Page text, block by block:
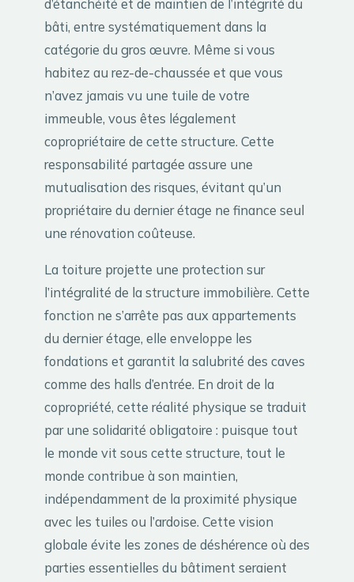
d’étanchéité et de maintien de l’intégrité du
bâti, entre systématiquement dans la
catégorie du gros œuvre. Même si vous
habitez au rez-de-chaussée et que vous
n’avez jamais vu une tuile de votre
immeuble, vous êtes légalement
copropriétaire de cette structure. Cette
responsabilité partagée assure une
mutualisation des risques, évitant qu’un
propriétaire du dernier étage ne finance seul
une rénovation coûteuse.
La toiture projette une protection sur
l’intégralité de la structure immobilière. Cette
fonction ne s’arrête pas aux appartements
du dernier étage, elle enveloppe les
fondations et garantit la salubrité des caves
comme des halls d’entrée. En droit de la
copropriété, cette réalité physique se traduit
par une solidarité obligatoire : puisque tout
le monde vit sous cette structure, tout le
monde contribue à son maintien,
indépendamment de la proximité physique
avec les tuiles ou l’ardoise. Cette vision
globale évite les zones de déshérence où des
parties essentielles du bâtiment seraient